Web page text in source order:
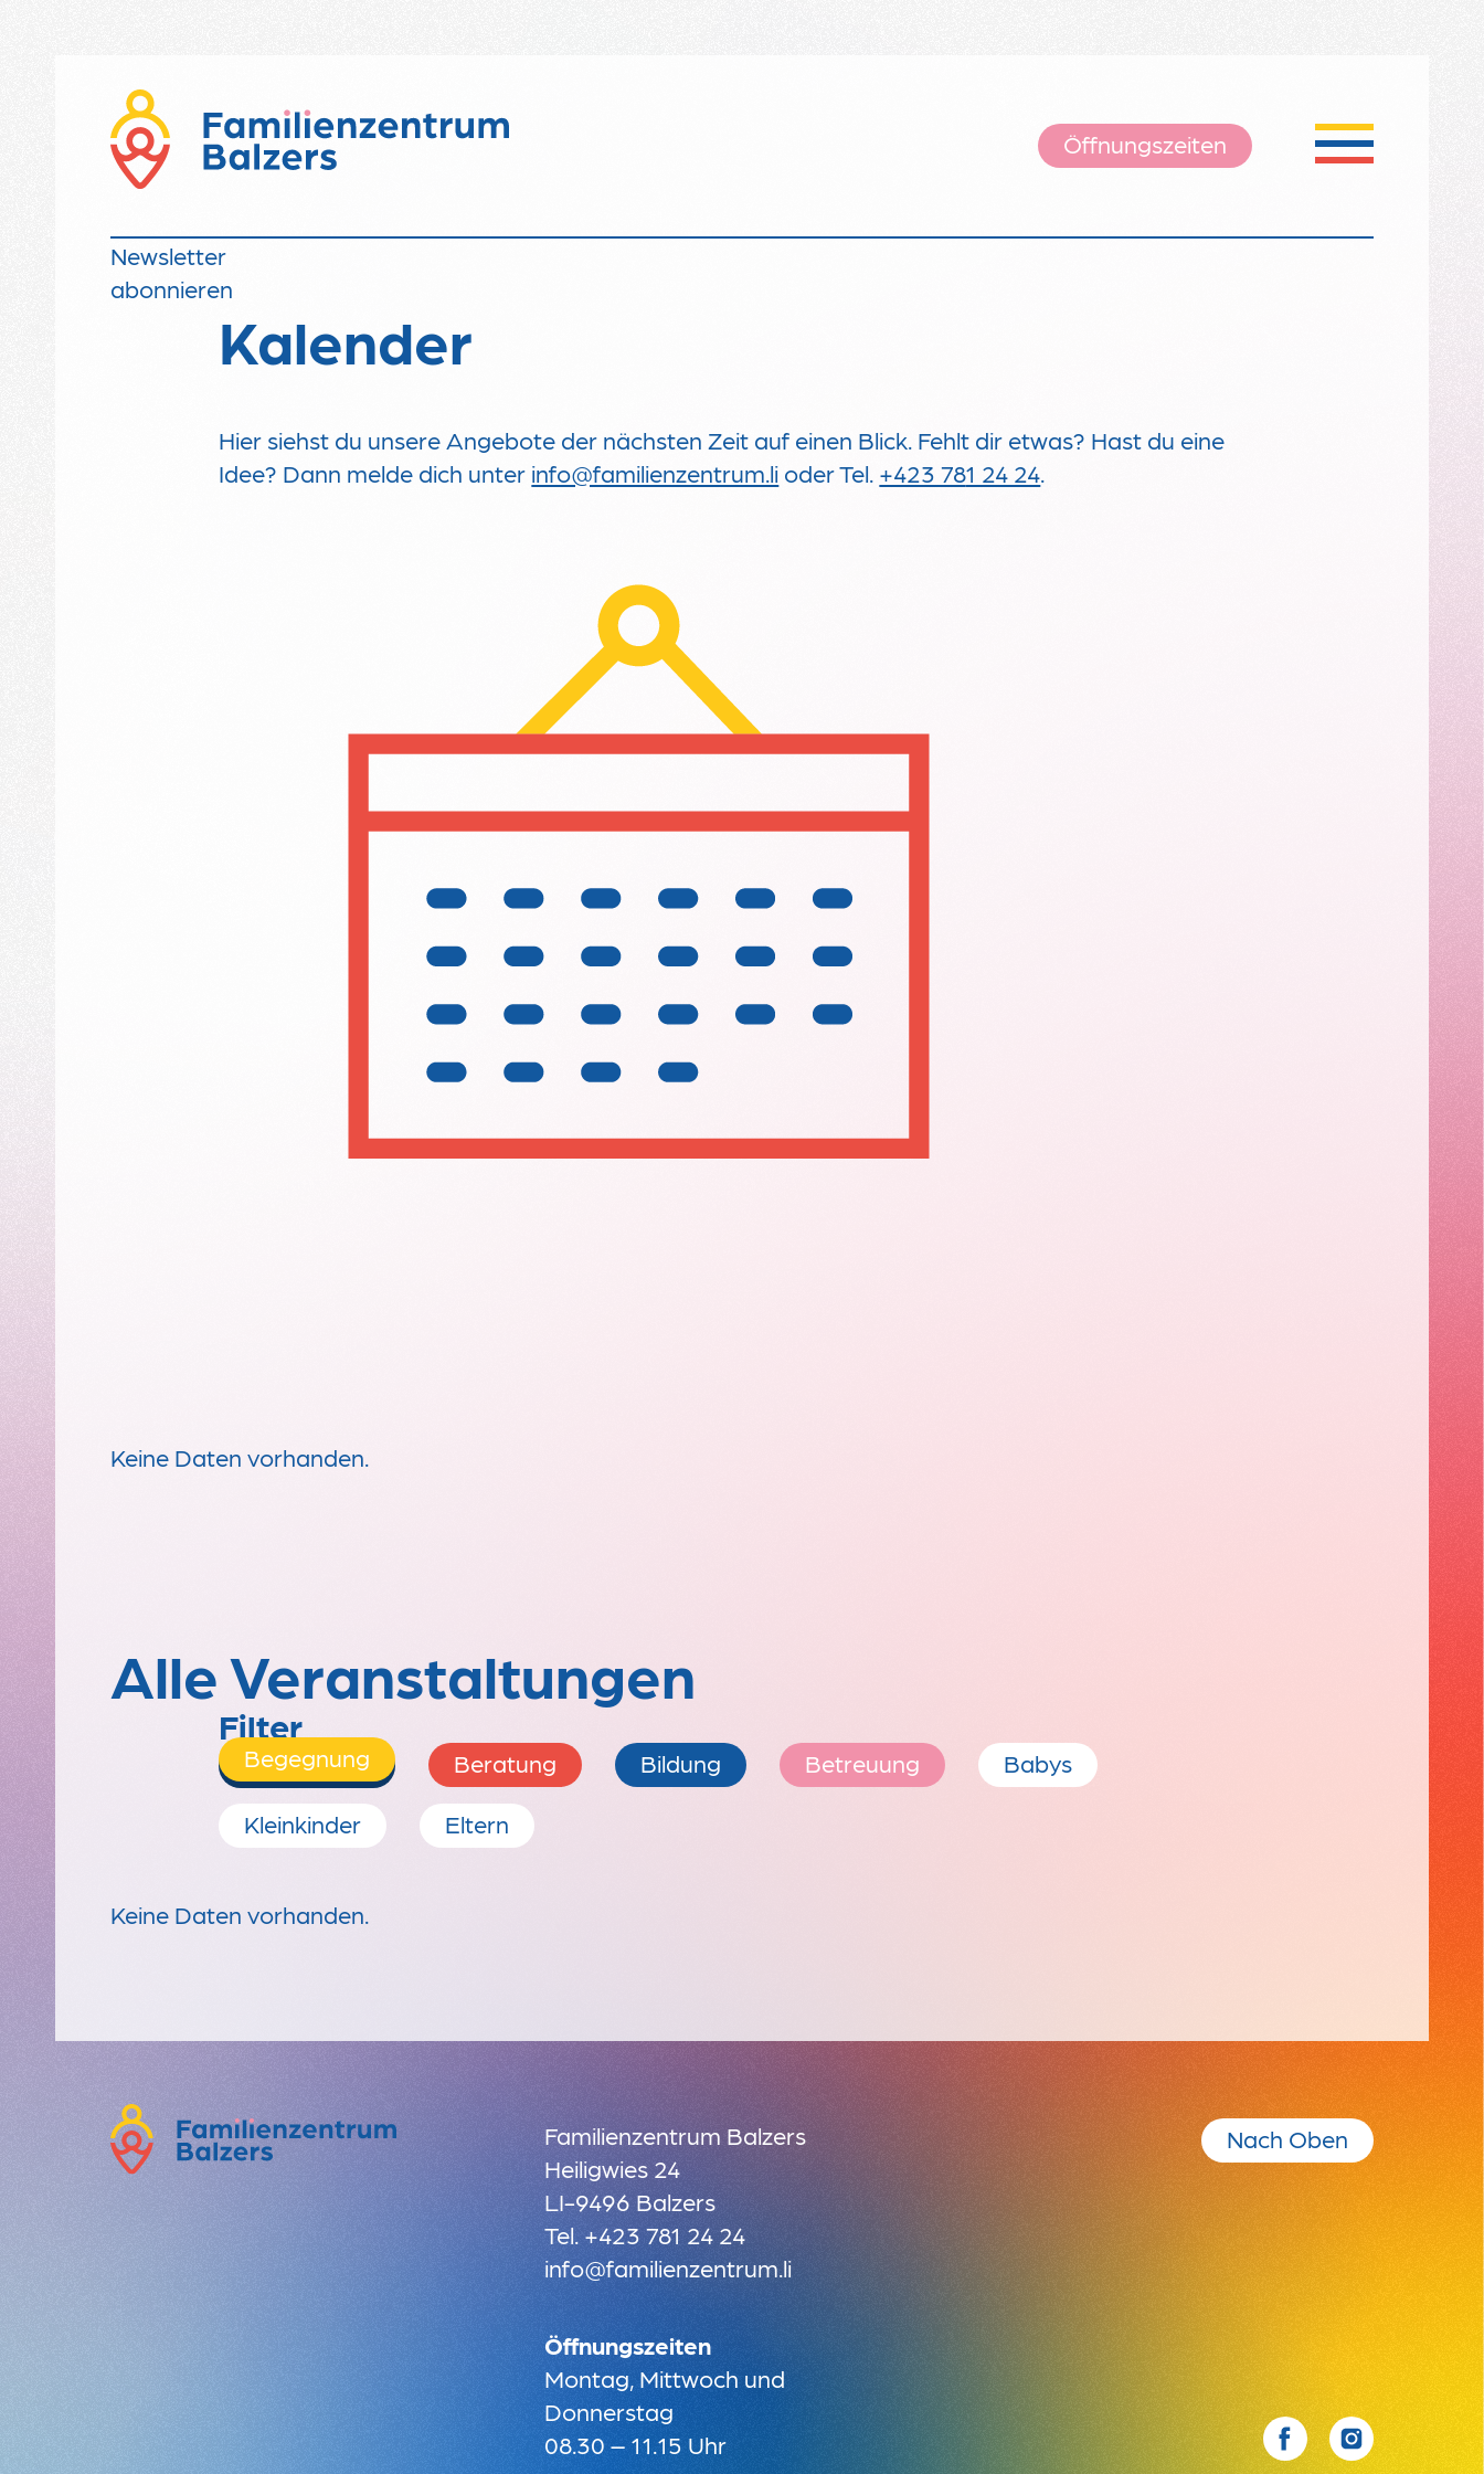
Öffnungszeiten
Newsletter
abonnieren
Kalender
Hier siehst du unsere Angebote der nächsten Zeit auf einen Blick. Fehlt dir etwas? Hast du eine
Idee? Dann melde dich unter info@familienzentrum.li oder Tel. +423 781 24 24
Keine Daten vorhanden.
Alle Veranstaltungen
Filter
Begegnung Beratung Bildung Betreuung Babys
Kleinkinder Eltern
Keine Daten vorhanden.
Familienzentrum Balzers
Heiligwies 24
LI-9496 Balzers
Tel. +423 781 24 24
info@familienzentrum.li
Öffnungszeiten
Montag, Mittwoch und
Donnerstag
08.30 – 11.15 Uhr
Nach Oben